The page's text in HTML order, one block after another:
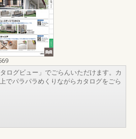
ログビュー」でごらんいただけます。カ
でパラパラめくりながらカタログをごら